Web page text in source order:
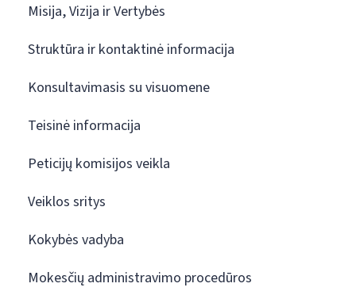
Misija, Vizija ir Vertybės
Struktūra ir kontaktinė informacija
Konsultavimasis su visuomene
Teisinė informacija
Peticijų komisijos veikla
Veiklos sritys
Kokybės vadyba
Mokesčių administravimo procedūros